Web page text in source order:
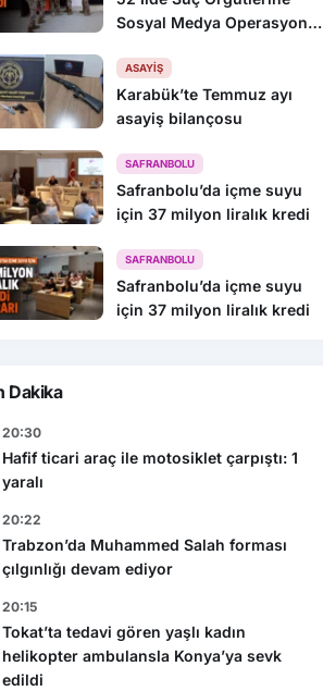
Sosyal Medya Operasyonu:
ASAYIŞ
Karabük’te Temmuz ayı
asayiş bilançosu
SAFRANBOLU
Safranbolu’da içme suyu
için 37 milyon liralık kredi
SAFRANBOLU
Safranbolu’da içme suyu
için 37 milyon liralık kredi
Dakika
20:30
Hafif ticari araç ile motosiklet çarpıştı: 1
yaralı
20:22
Trabzon’da Muhammed Salah forması
çılgınlığı devam ediyor
20:15
Tokat’ta tedavi gören yaşlı kadın
helikopter ambulansla Konya’ya sevk
edildi